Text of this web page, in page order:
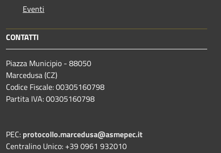
Eventi
CONTATTI
Piazza Municipio - 88050
Marcedusa (CZ)
Codice Fiscale: 00305160798
Partita IVA: 00305160798
PEC: protocollo.marcedusa@asmepec.it
Centralino Unico: +39 0961 932010